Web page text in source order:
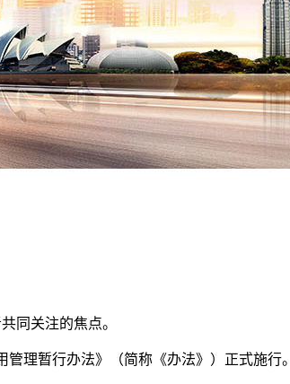
同关注的焦点。
理暂行办法》（简称《办法》）正式施行。